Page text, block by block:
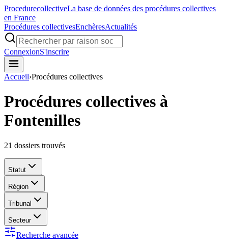
ProcedurecollectiveLa base de données des procédures collectives
en France
Procédures collectivesEnchèresActualités
ConnexionS'inscrire
Accueil›Procédures collectives
Procédures collectives à
Fontenilles
21 dossiers trouvés
Statut
Région
Tribunal
Secteur
Recherche avancée